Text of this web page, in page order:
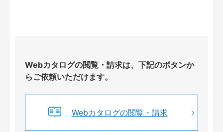
Webカタログの閲覧・請求は、下記のボタンか
らご依頼いただけます。
Webカタログの閲覧・請求